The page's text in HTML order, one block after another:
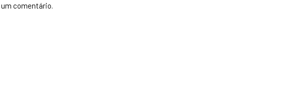
comentário.